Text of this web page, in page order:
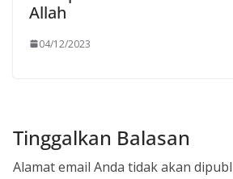
Allah
04/12/2023
Tinggalkan Balasan
Alamat email Anda tidak akan